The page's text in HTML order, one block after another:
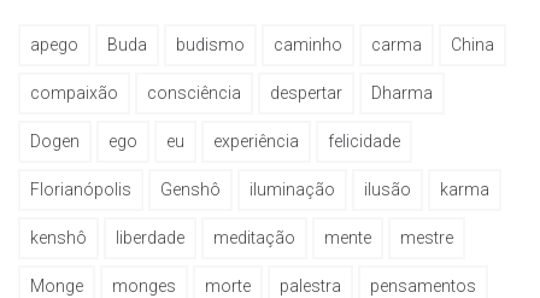
apego Buda budismo caminho carma China
compaixão consciência despertar Dharma
Dogen ego eu experiência felicidade
Florianópolis Genshô iluminação ilusão karma
kenshô liberdade meditação mente mestre
Monge monges morte palestra pensamentos